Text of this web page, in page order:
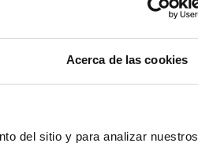
Acerca de las cookies
del sitio y para analizar nuestros